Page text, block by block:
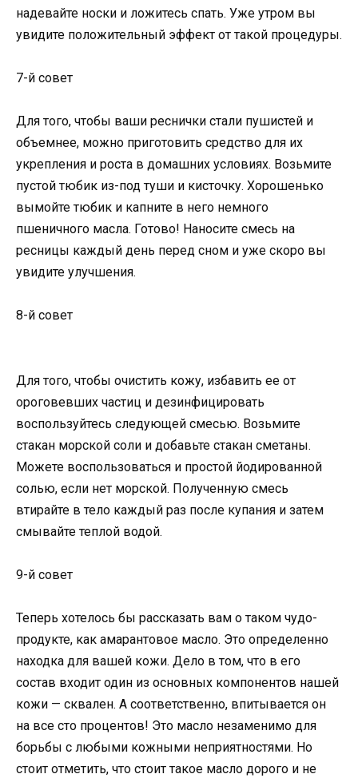
надевайте носки и ложитесь спать. Уже утром вы
увидите положительный эффект от такой процедуры.
7-й совет
Для того, чтобы ваши реснички стали пушистей и
объемнее, можно приготовить средство для их
укрепления и роста в домашних условиях. Возьмите
пустой тюбик из-под туши и кисточку. Хорошенько
вымойте тюбик и капните в него немного
пшеничного масла. Готово! Наносите смесь на
ресницы каждый день перед сном и уже скоро вы
увидите улучшения.
8-й совет
Для того, чтобы очистить кожу, избавить ее от
ороговевших частиц и дезинфицировать
воспользуйтесь следующей смесью. Возьмите
стакан морской соли и добавьте стакан сметаны.
Можете воспользоваться и простой йодированной
солью, если нет морской. Полученную смесь
втирайте в тело каждый раз после купания и затем
смывайте теплой водой.
9-й совет
Теперь хотелось бы рассказать вам о таком чудо-
продукте, как амарантовое масло. Это определенно
находка для вашей кожи. Дело в том, что в его
состав входит один из основных компонентов нашей
кожи — сквален. А соответственно, впитывается он
на все сто процентов! Это масло незаменимо для
борьбы с любыми кожными неприятностями. Но
стоит отметить, что стоит такое масло дорого и не